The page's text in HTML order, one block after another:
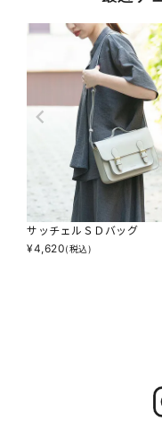
サッチェルＳＤバッグ
¥4,620(税込)